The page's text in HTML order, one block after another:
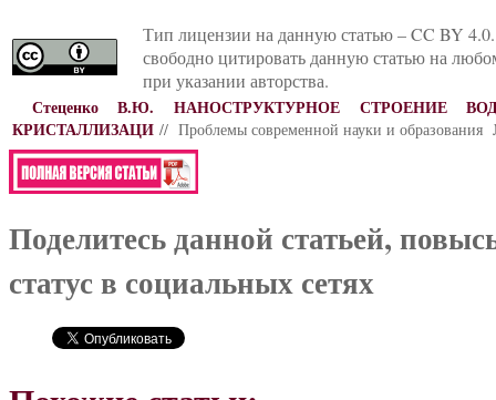
Тип лицензии на данную статью – CC BY
свободно цитировать данную статью на
при указании авторства.
Стеценко В.Ю.НАНОСТРУКТУРНОЕ СТРОЕНИЕ
КРИСТАЛЛИЗАЦИ // Проблемы современной науки и
Поделитесь данной статьей,
статус в социальных сетях